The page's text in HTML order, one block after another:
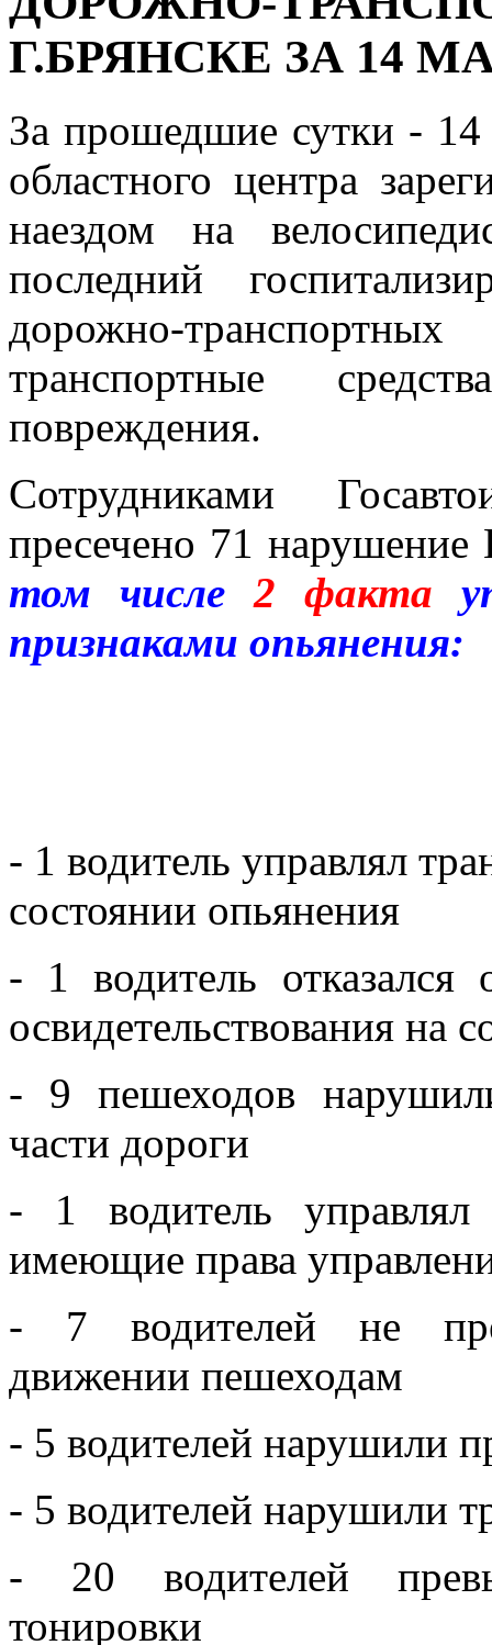
Г.БРЯНСКЕ ЗА 14
За прошедшие сутки - 14
областного центра
наездом на
последний
дорожно-
транспортные
повреждения.
Сотрудниками
пресечено 71
том числе2 факта
признаками опьянения:
- 1 водитель управлял
состоянии опьянения
- 1 водитель отказался
освидетельствования на
- 9 пешеходов
части дороги
- 1 водитель управлял
имеющие права
- 7 водителей не
движении пешеходам
- 5 водителей нарушили
- 5 водителей нарушили
- 20 водителей
тонировки